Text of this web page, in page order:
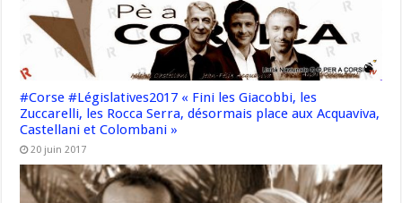
#Corse #Législatives2017 « Fini les Giacobbi, les
Zuccarelli, les Rocca Serra, désormais place aux Acquaviva,
Castellani et Colombani »
20 juin 2017